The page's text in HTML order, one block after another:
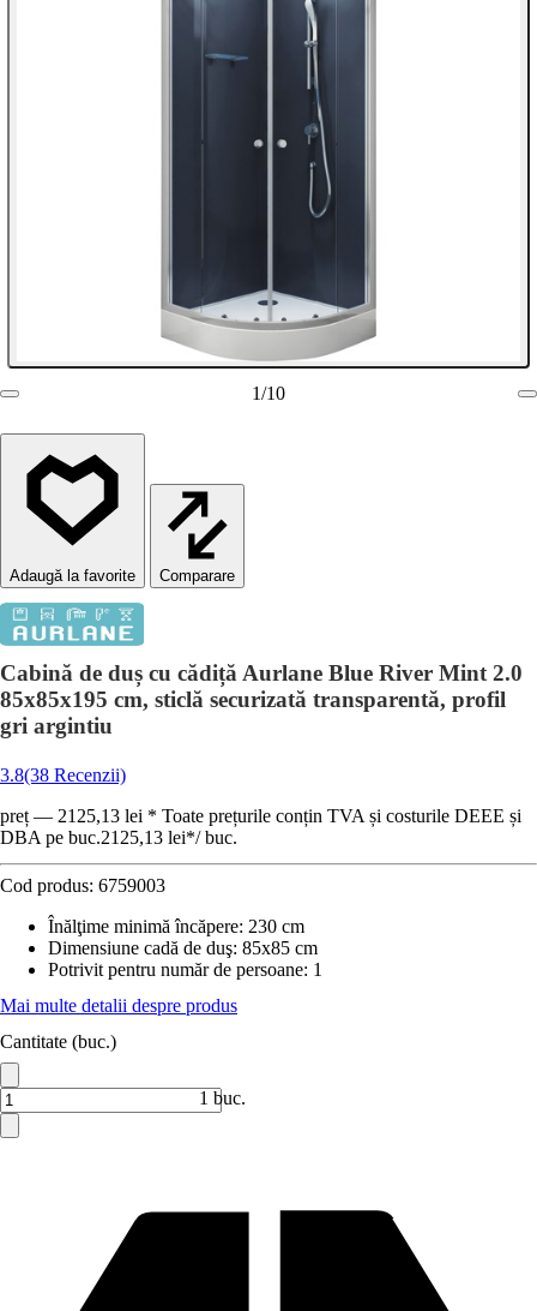
1/10
Comparare
Cabină de duș cu cădiță Aurlane Blue River Mint 2.0
85x85x195 cm, sticlă securizată transparentă, profil
gri argintiu
3.8(38 Recenzii)
preț — 2125,13 lei * Toate prețurile conțin TVA și costurile DEEE și
DBA pe buc.2125,13 lei*/ buc.
Cod produs: 6759003
Înălţime minimă încăpere: 230 cm
Dimensiune cadă de duş: 85x85 cm
Potrivit pentru număr de persoane: 1
Mai multe detalii despre produs
Cantitate (buc.)
1 buc.